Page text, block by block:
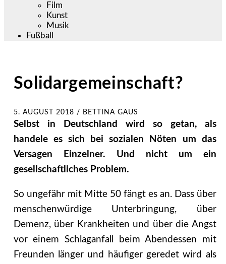
Film
Kunst
Musik
Fußball
Solidargemeinschaft?
5. AUGUST 2018 / BETTINA GAUS
Selbst in Deutschland wird so getan, als
handele es sich bei sozialen Nöten um das
Versagen Einzelner. Und nicht um ein
gesellschaftliches Problem.
So ungefähr mit Mitte 50 fängt es an. Dass über
menschenwürdige Unterbringung, über
Demenz, über Krankheiten und über die Angst
vor einem Schlaganfall beim Abendessen mit
Freunden länger und häufiger geredet wird als